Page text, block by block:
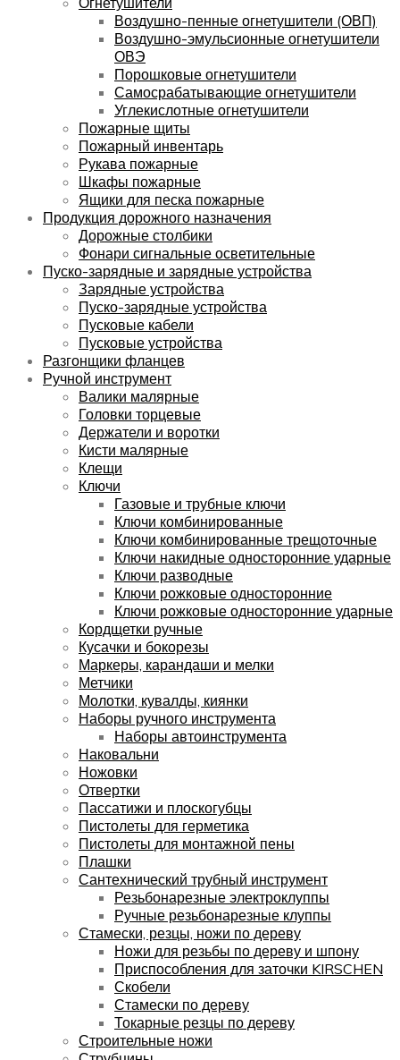
Воздушно-пенные огнетушители (ОВП)
Воздушно-эмульсионные огнетушители
ОВЭ
Порошковые огнетушители
Самосрабатывающие огнетушители
Углекислотные огнетушители
Пожарные щиты
Пожарный инвентарь
Рукава пожарные
Шкафы пожарные
Ящики для песка пожарные
Продукция дорожного назначения
Дорожные столбики
Фонари сигнальные осветительные
Пуско-зарядные и зарядные устройства
Зарядные устройства
Пуско-зарядные устройства
Пусковые кабели
Пусковые устройства
Разгонщики фланцев
Ручной инструмент
Валики малярные
Головки торцевые
Держатели и воротки
Кисти малярные
Клещи
Ключи
Газовые и трубные ключи
Ключи комбинированные
Ключи комбинированные трещоточные
Ключи накидные односторонние ударные
Ключи разводные
Ключи рожковые односторонние
Ключи рожковые односторонние ударные
Кордщетки ручные
Кусачки и бокорезы
Маркеры, карандаши и мелки
Метчики
Молотки, кувалды, киянки
Наборы ручного инструмента
Наборы автоинструмента
Наковальни
Ножовки
Отвертки
Пассатижи и плоскогубцы
Пистолеты для герметика
Пистолеты для монтажной пены
Плашки
Сантехнический трубный инструмент
Резьбонарезные электроклуппы
Ручные резьбонарезные клуппы
Стамески, резцы, ножи по дереву
Ножи для резьбы по дереву и шпону
Приспособления для заточки KIRSCHEN
Скобели
Стамески по дереву
Токарные резцы по дереву
Строительные ножи